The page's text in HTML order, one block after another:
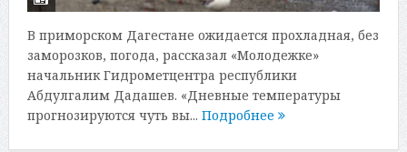
В приморском Дагестане ожидается прохладная, без
заморозков, погода, рассказал «Молодежке»
начальник Гидрометцентра республики
Абдулгалим Дадашев. «Дневные температуры
прогнозируются чуть вы... Подробнее